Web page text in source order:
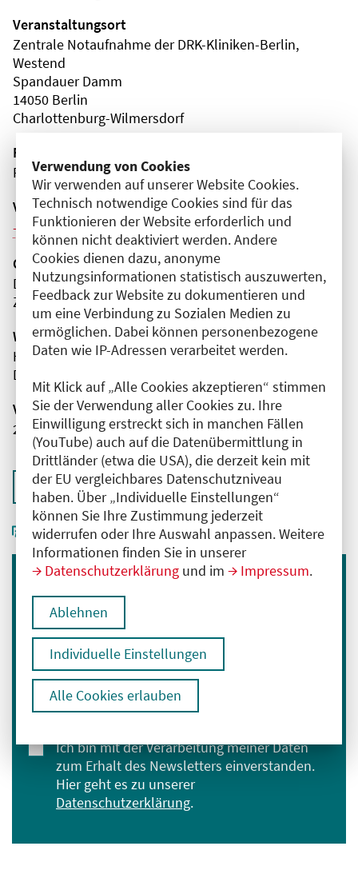
Verwendung von Cookies
Wir verwenden auf unserer Website Cookies.
Technisch notwendige Cookies sind für das
Funktionieren der Website erforderlich und
können nicht deaktiviert werden. Andere
Cookies dienen dazu, anonyme
Nutzungsinformationen statistisch auszuwerten,
Feedback zur Website zu dokumentieren und
um eine Verbindung zu Sozialen Medien zu
ermöglichen. Dabei können personenbezogene
Daten wie IP-Adressen verarbeitet werden.
Mit Klick auf „Alle Cookies akzeptieren“ stimmen
Sie der Verwendung aller Cookies zu. Ihre
Einwilligung erstreckt sich in manchen Fällen
(YouTube) auch auf die Datenübermittlung in
Drittländer (etwa die USA), die derzeit kein mit
der EU vergleichbares Datenschutzniveau
haben. Über „Individuelle Einstellungen“
können Sie Ihre Zustimmung jederzeit
widerrufen oder Ihre Auswahl anpassen. Weitere
Informationen finden Sie in unserer
Datenschutzerklärung und im Impressum.
Ablehnen
Individuelle Einstellungen
Alle Cookies erlauben
Veranstaltungsort
Zentrale Notaufnahme der DRK-Kliniken-Berlin,
Westend
Spandauer Damm
14050 Berlin
Charlottenburg-Wilmersdorf
Fortbildungsformat
Präsenz
Veranstaltungsreihe
Weitere Veranstaltungen dieser Reihe (8)
Organisator(en)
DRK Kliniken Berlin | Westend
Zentrale Notaufnahme
Wissenschaftliche Leitung
Herr Markus Sielaff
DRK Kliniken Berlin | Westend
Veranstaltungsnummer
2761102026025320075
Zurück zur Übersicht
Immer informiert bleiben
Melden Sie sich für unseren Newsletter an:
E-Mail-Adresse eingeben
Ich bin mit der Verarbeitung meiner Daten
zum Erhalt des Newsletters einverstanden.
Hier geht es zu unserer
Datenschutzerklärung.
Anmelden